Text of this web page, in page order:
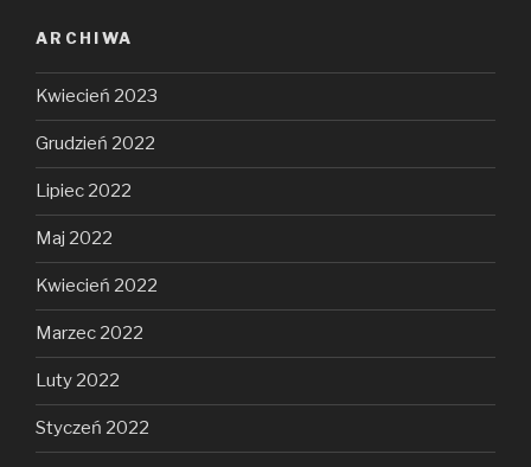
ARCHIWA
Kwiecień 2023
Grudzień 2022
Lipiec 2022
Maj 2022
Kwiecień 2022
Marzec 2022
Luty 2022
Styczeń 2022